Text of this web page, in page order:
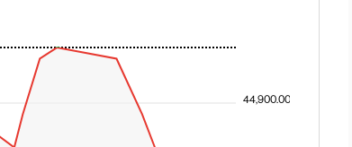
44,900.00